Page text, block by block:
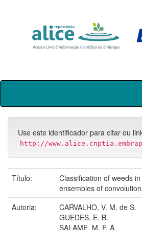
Skip
Use este identificador para citar ou
http://
Título:
Classification of weeds
ensembles of
Autoria:
CARVALHO, V. M. de S.
GUEDES, E. B.
SALAME, M. F. A.